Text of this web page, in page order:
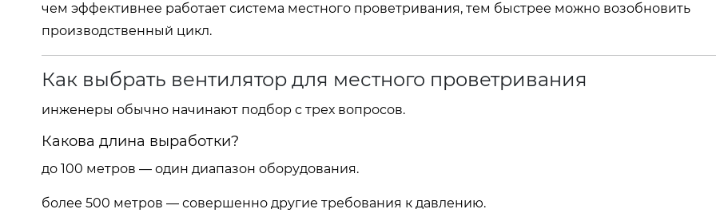
чем эффективнее работает система местного проветривания, тем быстрее можно возобновить
производственный цикл.
Как выбрать вентилятор для местного проветривания
инженеры обычно начинают подбор с трех вопросов.
Какова длина выработки?
до 100 метров — один диапазон оборудования.
более 500 метров — совершенно другие требования к давлению.